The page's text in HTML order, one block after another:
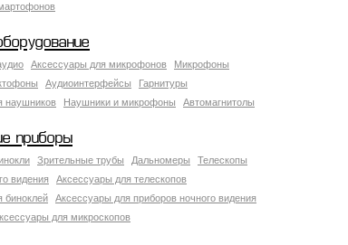
Аксессуары для микрофонов
Микрофоны
Аудиоинтерфейсы
Гарнитуры
наушников
Наушники и микрофоны Автомагнитолы
приборы
Зрительные трубы Дальномеры
Телескопы
видения
Аксессуары для телескопов
биноклей
Аксессуары для приборов ночного видения
для микроскопов